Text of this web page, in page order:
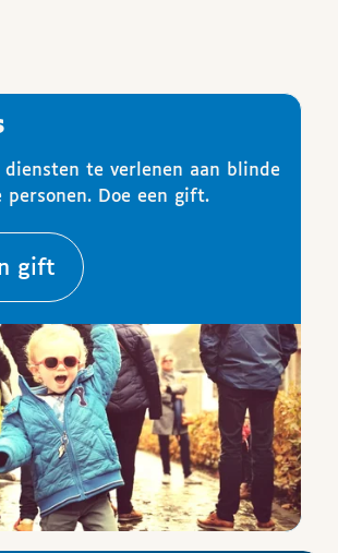
diensten te verlenen aan blinde
personen. Doe een gift.
gift